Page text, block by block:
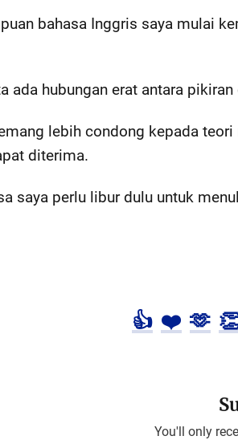
bahasa Inggris saya mulai
ada hubungan erat antara
lebih condong kepada
diterima.
saya perlu libur dulu untuk
👍 ❤️ 🫶
You'll only